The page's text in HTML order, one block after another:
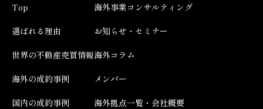
Top
選ばれる理由
世界の不動産売買情報
海外の成約事例
国内の成約事例
海外事業コンサルティング
お知らせ・セミナー
海外コラム
メンバー
海外拠点一覧・会社概要